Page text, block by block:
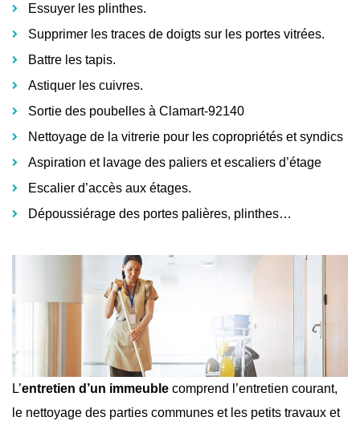
Essuyer les plinthes.
Supprimer les traces de doigts sur les portes vitrées.
Battre les tapis.
Astiquer les cuivres.
Sortie des poubelles à Clamart-92140
Nettoyage de la vitrerie pour les copropriétés et syndics
Aspiration et lavage des paliers et escaliers d’étage
Escalier d’accès aux étages.
Dépoussiérage des portes palières, plinthes…
L’entretien d’un immeuble comprend l’entretien courant,
le nettoyage des parties communes et les petits travaux et